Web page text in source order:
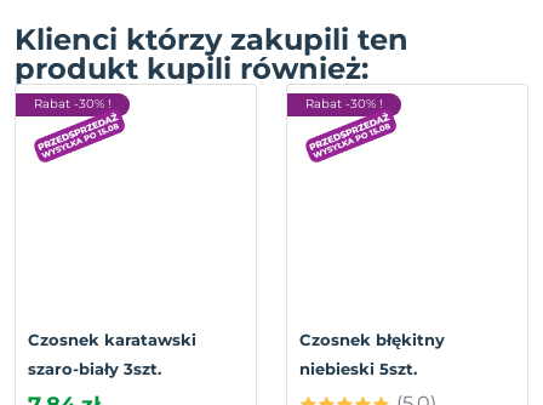
Klienci którzy zakupili ten
produkt kupili również:
Rabat -30% !
Czosnek karatawski
szaro-biały 3szt.
Rabat -30% !
Czosnek błękitny
niebieski 5szt.